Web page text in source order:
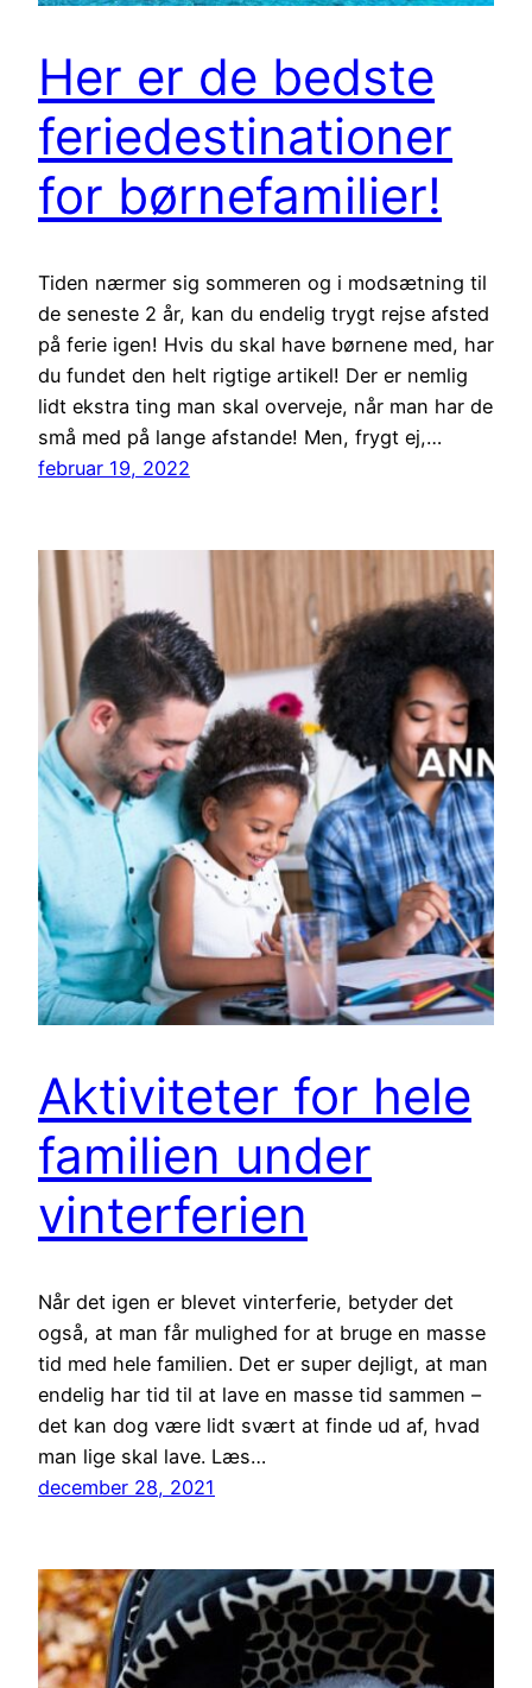
Her er de bedste
feriedestinationer
for børnefamilier!
Tiden nærmer sig sommeren og i modsætning til
de seneste 2 år, kan du endelig trygt rejse afsted
på ferie igen! Hvis du skal have børnene med, har
du fundet den helt rigtige artikel! Der er nemlig
lidt ekstra ting man skal overveje, når man har de
små med på lange afstande! Men, frygt ej,…
februar 19, 2022
Aktiviteter for hele
familien under
vinterferien
Når det igen er blevet vinterferie, betyder det
også, at man får mulighed for at bruge en masse
tid med hele familien. Det er super dejligt, at man
endelig har tid til at lave en masse tid sammen –
det kan dog være lidt svært at finde ud af, hvad
man lige skal lave. Læs…
december 28, 2021